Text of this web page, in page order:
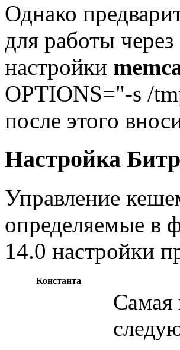
Однако
для работы
настройки
OPTIONS="-s /
после этого
Настройка
Управление
определяемые в
14.0 настройки
Константа
Самая